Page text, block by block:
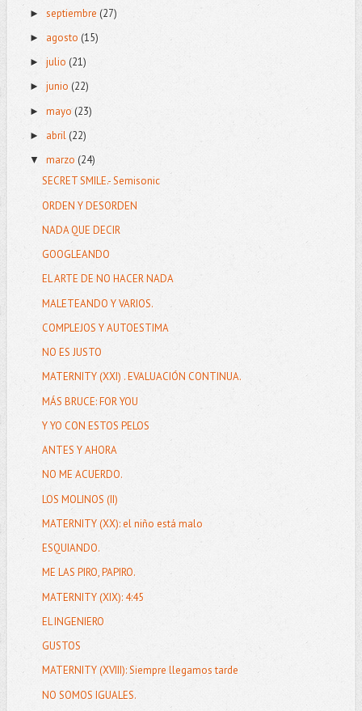
► septiembre (27)
► agosto (15)
► julio (21)
► junio (22)
► mayo(23)
► abril(22)
▼ marzo (24)
SECRET SMILE.- Semisonic
ORDEN Y DESORDEN
NADA QUE DECIR
GOOGLEANDO
EL ARTE DE NO HACER NADA
MALETEANDO Y VARIOS.
COMPLEJOS Y AUTOESTIMA
NO ES JUSTO
MATERNITY (XXI) . EVALUACIÓN CONTINUA.
MÁS BRUCE: FOR YOU
Y YO CON ESTOS PELOS
ANTES Y AHORA
NO ME ACUERDO.
LOS MOLINOS (II)
MATERNITY (XX): el niño está malo
ESQUIANDO.
ME LAS PIRO, PAPIRO.
MATERNITY (XIX): 4:45
EL INGENIERO
GUSTOS
MATERNITY (XVIII): Siempre llegamos tarde
NO SOMOS IGUALES.